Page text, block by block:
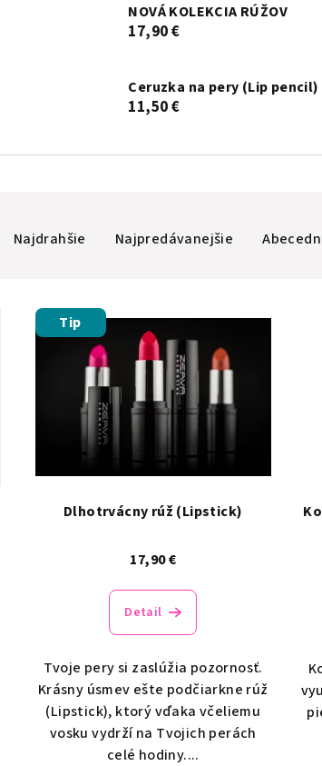
NOVÁ KOLEKCIA RÚŽOV
17,90 €
Ceruzka na pery (Lip pencil)
11,50 €
Najdrahšie Najpredávanejšie
Tip
Dlhotrvácny rúž (Lipstick)
17,90 €
Detail
Tvoje pery si zaslúžia pozornosť.
Krásny úsmev ešte podčiarkne rúž
(Lipstick), ktorý vďaka včeliemu
vosku vydrží na Tvojich perách
celé hodiny....